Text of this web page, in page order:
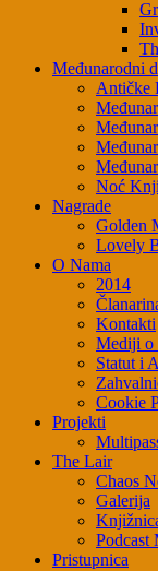
Međunarodni
Antičke
Noć
Nagrade
Golden
Lovely
O Nama
2014
Kontakti
Mediji o
Statut i
Cookie
Projekti
The Lair
Chaos
Galerija
Podcast
Pristupnica